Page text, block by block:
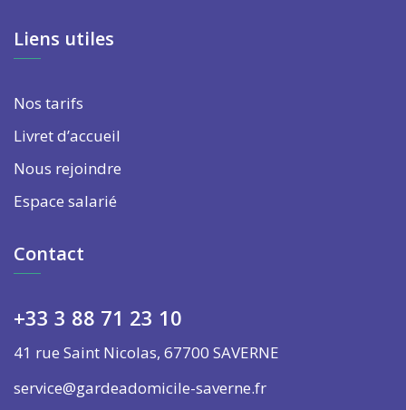
Liens utiles
Nos tarifs
Livret d’accueil
Nous rejoindre
Espace salarié
Contact
+33 3 88 71 23 10
41 rue Saint Nicolas, 67700 SAVERNE
service@gardeadomicile-saverne.fr